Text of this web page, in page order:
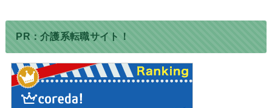
PR：介護系転職サイト！